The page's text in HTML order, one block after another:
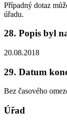
Případný dotaz
úřadu.
28. Popis byl
20.08.2018
29. Datum
Bez časového
Úřad